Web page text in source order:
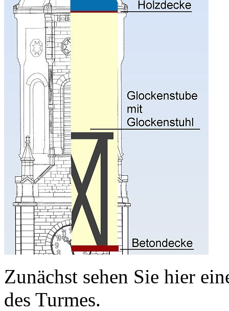
Zunächst sehen Sie hier
des Turmes.